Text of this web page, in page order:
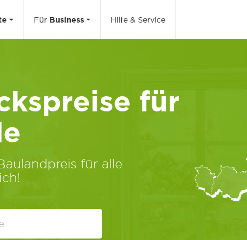
Für Business Hilfe & Service
für
für alle